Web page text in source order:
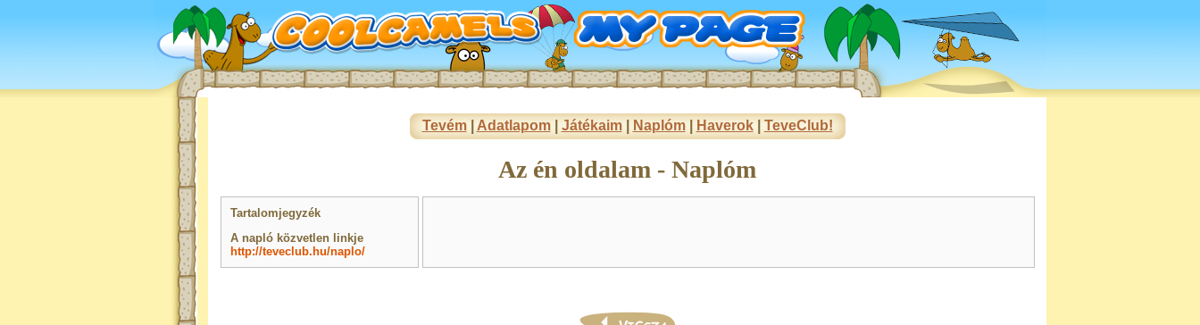
Tevém| Adatlapom| Játékaim| Naplóm| Haverok| TeveClub!
Az én oldalam - Naplóm
Tartalomjegyzék
A napló közvetlen linkje
http://teveclub.hu/naplo/